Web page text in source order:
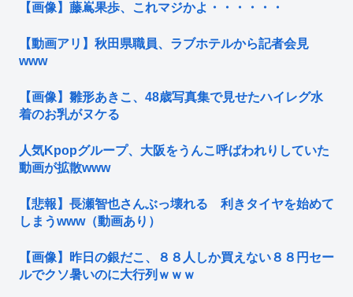
【画像】藤嶌果歩、これマジかよ・・・・・・
【動画アリ】秋田県職員、ラブホテルから記者会見
www
【画像】雛形あきこ、48歳写真集で見せたハイレグ水
着のお乳がヌケる
人気Kpopグループ、大阪をうんこ呼ばわれりしていた
動画が拡散www
【悲報】長瀬智也さんぶっ壊れる 利きタイヤを始めて
しまうwww（動画あり）
【画像】昨日の銀だこ、８８人しか買えない８８円セー
ルでクソ暑いのに大行列ｗｗｗ